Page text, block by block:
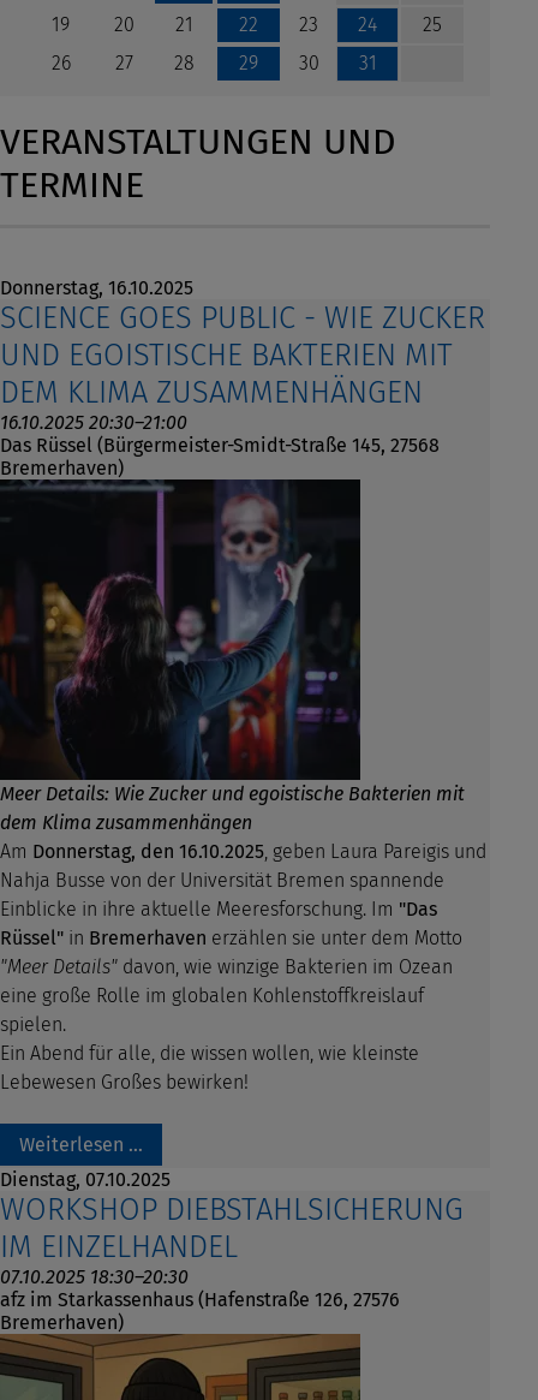
19
20 21 22 23 24
25
26
27 28 29 30 31
VERANSTALTUNGEN UND
TERMINE
Donnerstag, 16.10.2025
SCIENCE GOES PUBLIC - WIE ZUCKER
UND EGOISTISCHE BAKTERIEN MIT
DEM KLIMA ZUSAMMENHÄNGEN
16.10.2025 20:30–21:00
Das Rüssel (Bürgermeister-Smidt-Straße 145, 27568
Bremerhaven)
Meer Details: Wie Zucker und egoistische Bakterien mit
dem Klima zusammenhängen
Am Donnerstag, den 16.10.2025 , geben Laura Pareigis und
Nahja Busse von der Universität Bremen spannende
Einblicke in ihre aktuelle Meeresforschung. Im "Das
Rüssel" in Bremerhaven erzählen sie unter dem Motto
"Meer Details" davon, wie winzige Bakterien im Ozean
eine große Rolle im globalen Kohlenstoffkreislauf
spielen.
Ein Abend für alle, die wissen wollen, wie kleinste
Lebewesen Großes bewirken!
Weiterlesen …
Dienstag, 07.10.2025
WORKSHOP DIEBSTAHLSICHERUNG
IM EINZELHANDEL
07.10.2025 18:30–20:30
afz im Starkassenhaus (Hafenstraße 126, 27576
Bremerhaven)